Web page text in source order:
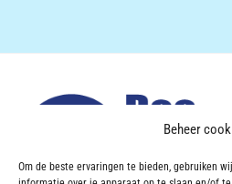
Beheer
Om de beste ervaringen te bieden, gebruiken